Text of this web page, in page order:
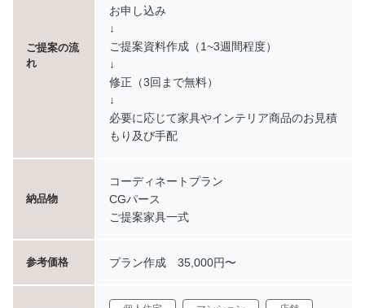
ご提案の流
れ
お申し込み
↓
ご提案資料作成（1~3週間程度）
↓
修正（3回まで無料）
↓
必要に応じて家具やインテリア商品のお見積
もり及び手配
納品物
コーディネートプラン
CGパース
ご提案家具一式
参考価格 プラン作成 35,000円〜